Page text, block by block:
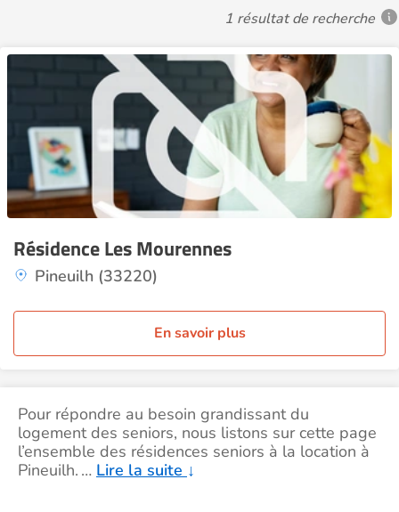
1 résultat de recherche
Résidence Les Mourennes
Pineuilh (33220)
En savoir plus
Pour répondre au besoin grandissant du
logement des seniors, nous listons sur cette page
l’ensemble des résidences seniors à la location à
Pineuilh. … Lire la suite ↓